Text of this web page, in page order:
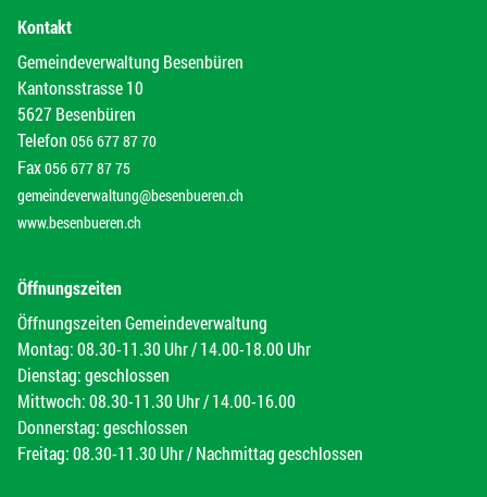
Kontakt
Gemeindeverwaltung Besenbüren
Kantonsstrasse 10
5627 Besenbüren
Telefon 056 677 87 70
Fax056 677 87 75
gemeindeverwaltung@besenbueren.ch
www.besenbueren.ch
Öffnungszeiten
Öffnungszeiten Gemeindeverwaltung
Montag: 08.30-11.30 Uhr / 14.00-18.00 Uhr
Dienstag: geschlossen
Mittwoch: 08.30-11.30 Uhr / 14.00-16.00
Donnerstag: geschlossen
Freitag: 08.30-11.30 Uhr / Nachmittag geschlossen